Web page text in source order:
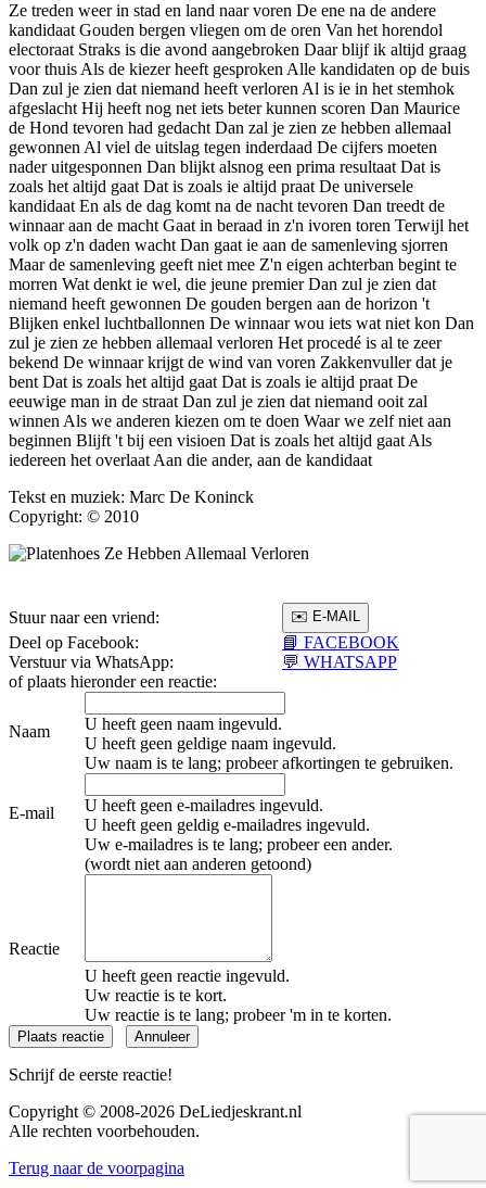
Ze treden weer in stad en land naar voren De ene na de andere
kandidaat Gouden bergen vliegen om de oren Van het horendol
electoraat Straks is die avond aangebroken Daar blijf ik altijd graag
voor thuis Als de kiezer heeft gesproken Alle kandidaten op de buis
Dan zul je zien dat niemand heeft verloren Al is ie in het stemhok
afgeslacht Hij heeft nog net iets beter kunnen scoren Dan Maurice
de Hond tevoren had gedacht Dan zal je zien ze hebben allemaal
gewonnen Al viel de uitslag tegen inderdaad De cijfers moeten
nader uitgesponnen Dan blijkt alsnog een prima resultaat Dat is
zoals het altijd gaat Dat is zoals ie altijd praat De universele
kandidaat En als de dag komt na de nacht tevoren Dan treedt de
winnaar aan de macht Gaat in beraad in z'n ivoren toren Terwijl het
volk op z'n daden wacht Dan gaat ie aan de samenleving sjorren
Maar de samenleving geeft niet mee Z'n eigen achterban begint te
morren Wat denkt ie wel, die jeune premier Dan zul je zien dat
niemand heeft gewonnen De gouden bergen aan de horizon 't
Blijken enkel luchtballonnen De winnaar wou iets wat niet kon Dan
zul je zien ze hebben allemaal verloren Het procedé is al te zeer
bekend De winnaar krijgt de wind van voren Zakkenvuller dat je
bent Dat is zoals het altijd gaat Dat is zoals ie altijd praat De
eeuwige man in de straat Dan zul je zien dat niemand ooit zal
winnen Als we anderen kiezen om te doen Waar we zelf niet aan
beginnen Blijft 't bij een visioen Dat is zoals het altijd gaat Als
iedereen het overlaat Aan die ander, aan de kandidaat
Tekst en muziek: Marc De Koninck
Copyright: © 2010
Stuur naar een vriend:
Deel op Facebook:
📘 FACEBOOK
Verstuur via WhatsApp:
💬 WHATSAPP
of plaats hieronder een reactie:
Naam
U heeft geen naam ingevuld.
U heeft geen geldige naam ingevuld.
Uw naam is te lang; probeer afkortingen te gebruiken.
E-mail
U heeft geen e-mailadres ingevuld.
U heeft geen geldig e-mailadres ingevuld.
Uw e-mailadres is te lang; probeer een ander.
(wordt niet aan anderen getoond)
Reactie
U heeft geen reactie ingevuld.
Uw reactie is te kort.
Uw reactie is te lang; probeer 'm in te korten.
Schrijf de eerste reactie!
Copyright © 2008-2026 DeLiedjeskrant.nl
Alle rechten voorbehouden.
Terug naar de voorpagina